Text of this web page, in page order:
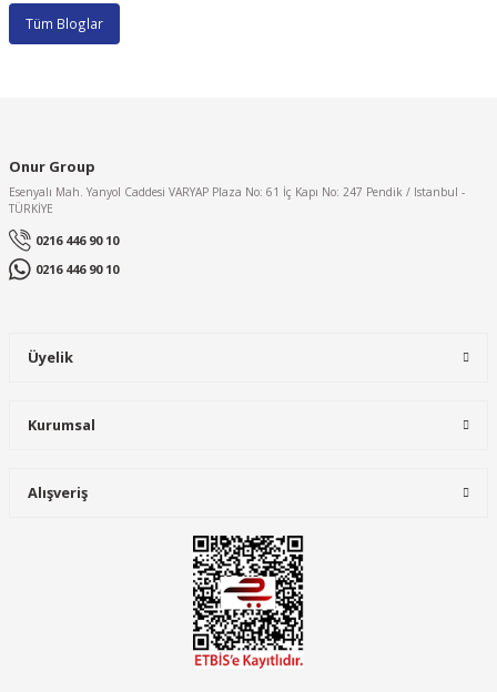
Tüm Bloglar
Onur Group
Esenyalı Mah. Yanyol Caddesi VARYAP Plaza No: 61 İç Kapı No: 247 Pendik / Istanbul -
TÜRKİYE
0216 446 90 10
0216 446 90 10
Üyelik
Kurumsal
Alışveriş